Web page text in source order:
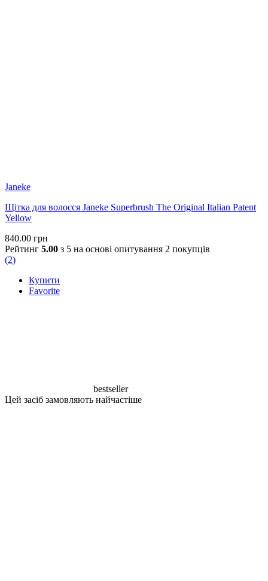
Janeke
Щітка для волосся Janeke Superbrush The Original Italian Patent
Yellow
840.00 грн
Рейтинг 5.00 з 5 на основі опитування 2 покупців
(2)
Купити
Favorite
bestseller
Цей засіб замовляють найчастіше